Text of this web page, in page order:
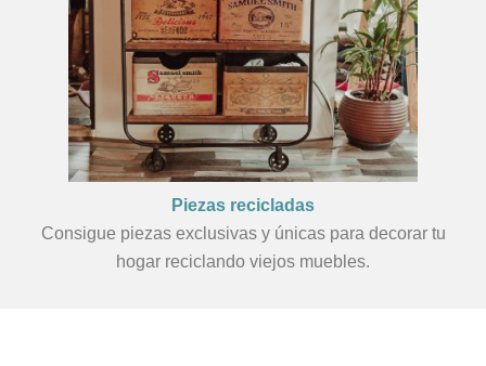
Piezas recicladas
Consigue piezas exclusivas y únicas para decorar tu
hogar reciclando viejos muebles.